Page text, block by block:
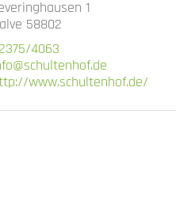
CC-BY-SA, Schultenhof
1
58802
4063
www.schultenhof.de/